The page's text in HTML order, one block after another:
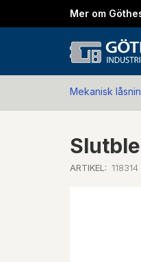
Mer om
Mekanisk
ARTIKEL: 118314